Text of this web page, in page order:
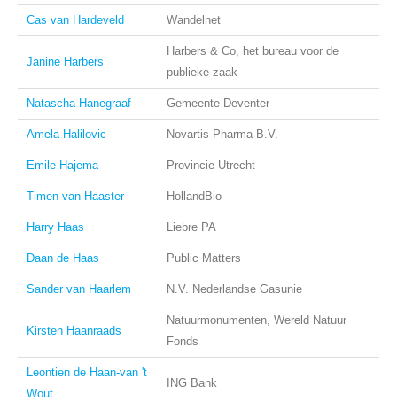
Cas van Hardeveld Wandelnet
Janine Harbers
Harbers & Co, het bureau voor de
publieke zaak
Natascha Hanegraaf Gemeente Deventer
Amela Halilovic Novartis Pharma B.V.
Emile Hajema Provincie Utrecht
Timen van Haaster HollandBio
Harry Haas Liebre PA
Daan de Haas Public Matters
Sander van Haarlem N.V. Nederlandse Gasunie
Kirsten Haanraads
Natuurmonumenten, Wereld Natuur
Fonds
Leontien de Haan-van 't
Wout
ING Bank